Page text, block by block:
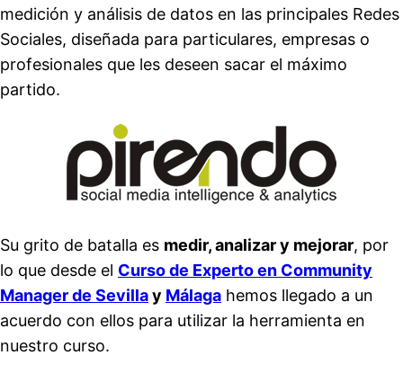
medición y análisis de datos en las principales Redes
Sociales, diseñada para particulares, empresas o
profesionales que les deseen sacar el máximo
partido.
Su grito de batalla es medir, analizar y mejorar, por
lo que desde el Curso de Experto en Community
Manager de Sevillay Málaga hemos llegado a un
acuerdo con ellos para utilizar la herramienta en
nuestro curso.